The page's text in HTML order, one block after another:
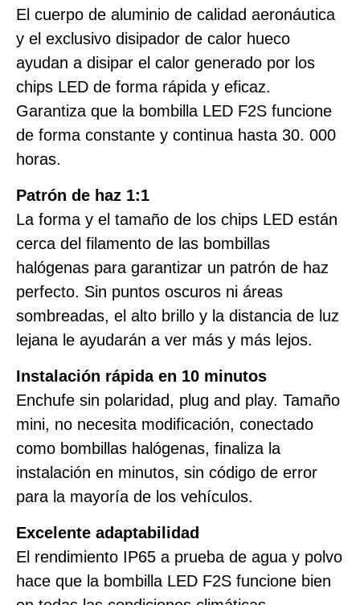
El cuerpo de aluminio de calidad aeronáutica
y el exclusivo disipador de calor hueco
ayudan a disipar el calor generado por los
chips LED de forma rápida y eficaz.
Garantiza que la bombilla LED F2S funcione
de forma constante y continua hasta 30. 000
horas.
Patrón de haz 1:1
La forma y el tamaño de los chips LED están
cerca del filamento de las bombillas
halógenas para garantizar un patrón de haz
perfecto. Sin puntos oscuros ni áreas
sombreadas, el alto brillo y la distancia de luz
lejana le ayudarán a ver más y más lejos.
Instalación rápida en 10 minutos
Enchufe sin polaridad, plug and play. Tamaño
mini, no necesita modificación, conectado
como bombillas halógenas, finaliza la
instalación en minutos, sin código de error
para la mayoría de los vehículos.
Excelente adaptabilidad
El rendimiento IP65 a prueba de agua y polvo
hace que la bombilla LED F2S funcione bien